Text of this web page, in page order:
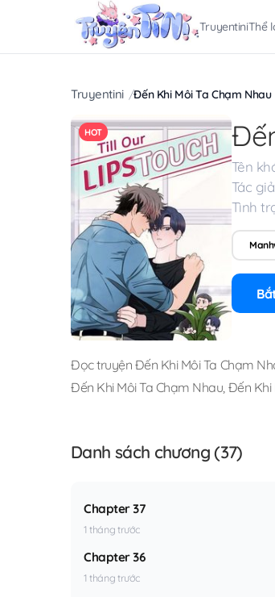
TruyentiniThể
Truyentini Đến Khi Môi Ta Chạm Nhau
HOT
Tên
Tác giả:
Tình
Đọc truyện Đến Khi Môi Ta Chạm
Đến Khi Môi Ta Chạm Nhau, Đến Khi
Danh sách chương (37)
Chapter 37
1 tháng trước
Chapter 36
1 tháng trước